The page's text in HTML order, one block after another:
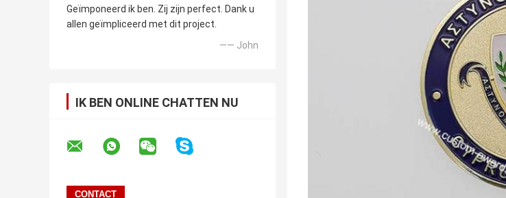
Geïmponeerd ik ben. Zij zijn perfect. Dank u
allen geïmpliceerd met dit project.
—— John
IK BEN ONLINE CHATTEN NU